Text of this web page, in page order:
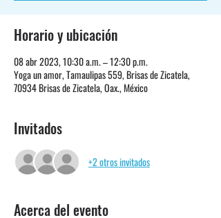
Horario y ubicación
08 abr 2023, 10:30 a.m. – 12:30 p.m.
Yoga un amor, Tamaulipas 559, Brisas de Zicatela,
70934 Brisas de Zicatela, Oax., México
Invitados
+2 otros invitados
Acerca del evento